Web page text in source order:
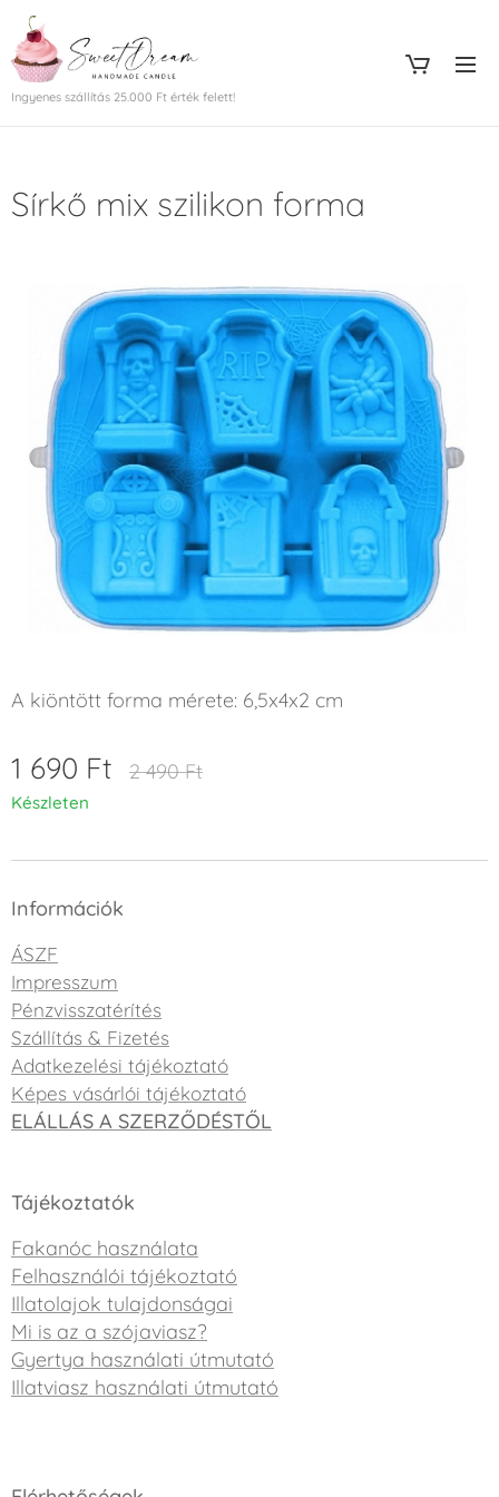
Ingyenes szállítás 25.000 Ft érték felett!
Sírkő mix szilikon forma
A kiöntött forma mérete: 6,5x4x2 cm
1 690 Ft 2 490Ft
Készleten
Információk
ÁSZF
Impresszum
Pénzvisszatérítés
Szállítás & Fizetés
Adatkezelési tájékoztató
Képes vásárlói tájékoztató
ELÁLLÁS A SZERZŐDÉSTŐL
Tájékoztatók
Fakanóc használata
Felhasználói tájékoztató
Illatolajok tulajdonságai
Mi is az a szójaviasz?
Gyertya használati útmutató
Illatviasz használati útmutató